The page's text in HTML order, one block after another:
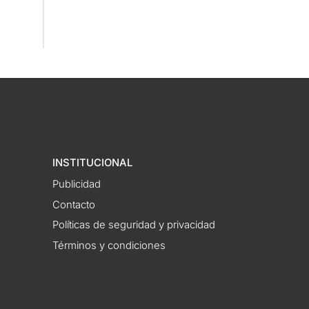
INSTITUCIONAL
Publicidad
Contacto
Políticas de seguridad y privacidad
Términos y condiciones